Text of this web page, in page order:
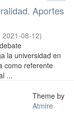
Aportes
2021-08-12)
la universidad en
como referente
...
Theme by
Atmire